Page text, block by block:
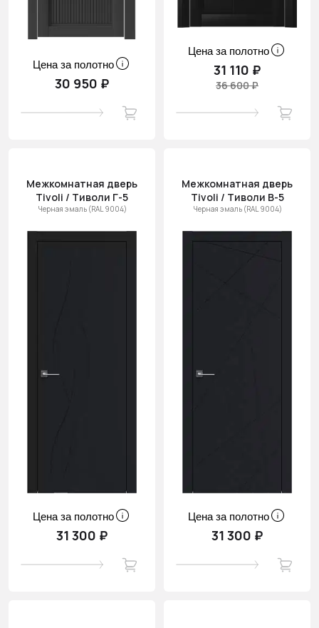
Цена за полотно
30 950 ₽
Цена за полотно
31 110 ₽
36 600 ₽
Межкомнатная дверь
Tivoli / Тиволи Г-5
Черная эмаль (RAL 9004)
Цена за полотно
31 300 ₽
Межкомнатная дверь
Tivoli / Тиволи В-5
Черная эмаль (RAL 9004)
Цена за полотно
31 300 ₽